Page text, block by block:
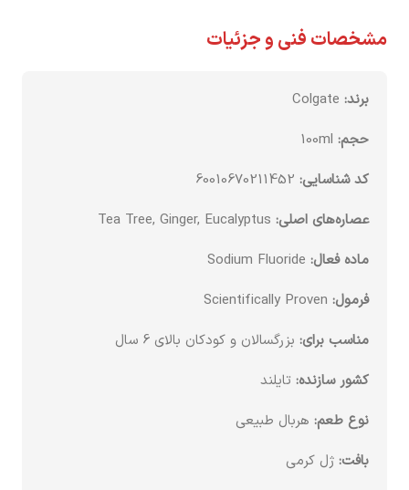
مشخصات فنی و جزئیات
برند:
حجم:
کد شناسایی:
عصاره‌های اصلی:
ماده فعال:
فرمول:
مناسب برای: بزرگسالان و کودکان بالای 6 سال
کشور سازنده: تایلند
نوع طعم: هربال طبیعی
بافت: ژل کرمی